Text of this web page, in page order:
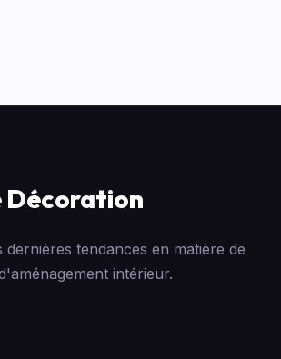
Décoration
dernières tendances en matière de
intérieur.